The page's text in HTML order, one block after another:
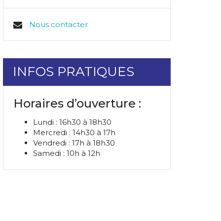
Nous contacter
INFOS PRATIQUES
Horaires d’ouverture :
Lundi : 16h30 à 18h30
Mercredi : 14h30 à 17h
Vendredi : 17h à 18h30
Samedi : 10h à 12h